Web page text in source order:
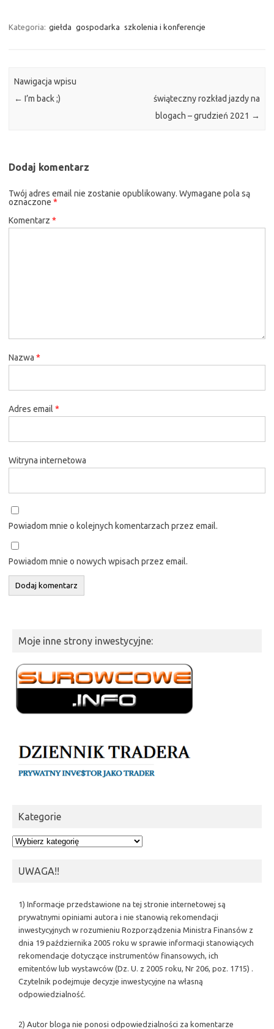
Kategoria: giełda gospodarka szkolenia i konferencje
Nawigacja wpisu
← I’m back ;)
świąteczny rozkład jazdy na
blogach – grudzień 2021 →
Dodaj komentarz
Twój adres email nie zostanie opublikowany. Wymagane pola są
oznaczone *
Komentarz *
Nazwa *
Adres email *
Witryna internetowa
Powiadom mnie o kolejnych komentarzach przez email.
Powiadom mnie o nowych wpisach przez email.
Moje inne strony inwestycyjne:
Kategorie
Kategorie
UWAGA!!
1) Informacje przedstawione na tej stronie internetowej są
prywatnymi opiniami autora i nie stanowią rekomendacji
inwestycyjnych w rozumieniu Rozporządzenia Ministra Finansów z
dnia 19 października 2005 roku w sprawie informacji stanowiących
rekomendacje dotyczące instrumentów finansowych, ich
emitentów lub wystawców (Dz. U. z 2005 roku, Nr 206, poz. 1715) .
Czytelnik podejmuje decyzje inwestycyjne na własną
odpowiedzialność.
2) Autor bloga nie ponosi odpowiedzialności za komentarze